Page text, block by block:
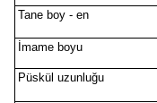
Tane boy - en
İmame boyu
Püskül uzunluğu